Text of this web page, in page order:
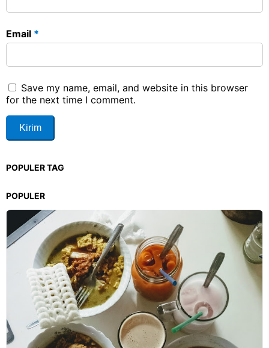
Email *
Save my name, email, and website in this browser
for the next time I comment.
POPULER TAG
POPULER